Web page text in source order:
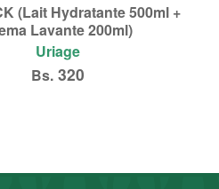
(Lait Hydratante 500ml +
Lavante 200ml)
Uriage
Bs.320